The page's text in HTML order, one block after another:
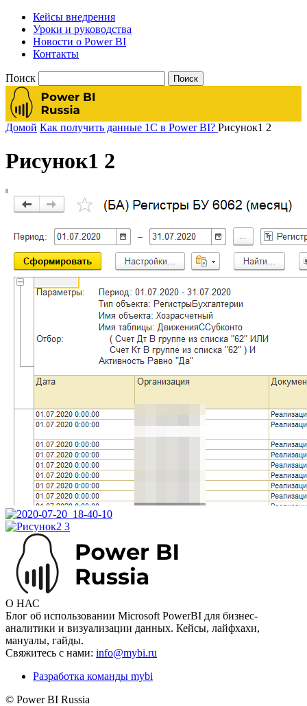
Кейсы внедрения
Уроки и руководства
Новости о Power BI
Контакты
Поиск
Домой Как получить данные 1С в Power BI? Рисунок1 2
Рисунок1 2
О НАС
Блог об использовании Microsoft PowerBI для бизнес-
аналитики и визуализации данных. Кейсы, лайфхахи,
мануалы, гайды.
Свяжитесь с нами: info@mybi.ru
Разработка команды mybi
© Power BI Russia